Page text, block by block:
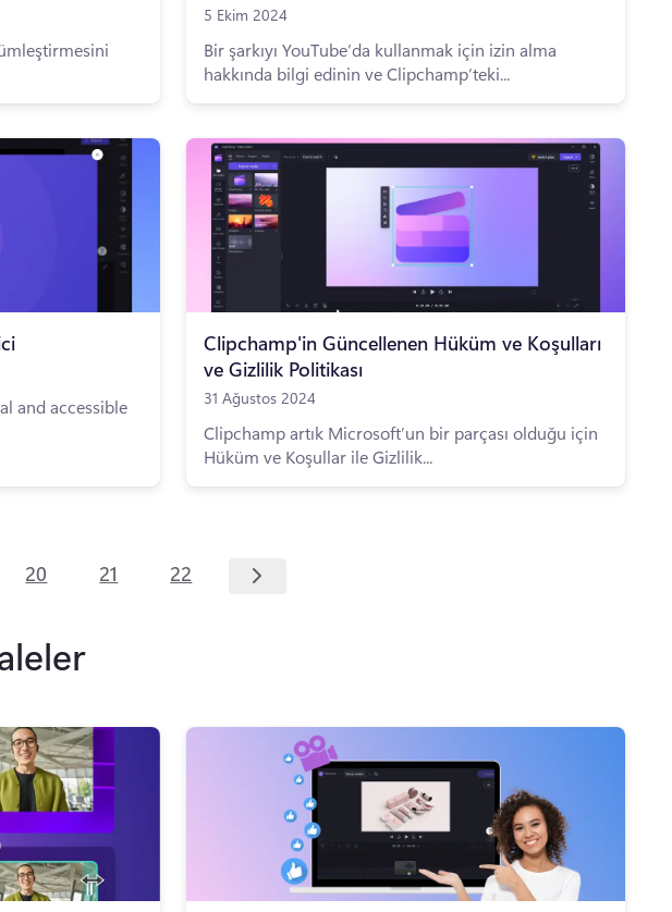
5 Ekim 2024
Bir şarkıyı YouTube’da kullanmak için izin alma
hakkında bilgi edinin ve Clipchamp’teki...
and accessible
Clipchamp'in Güncellenen Hüküm ve Koşulları
ve Gizlilik Politikası
31 Ağustos 2024
Clipchamp artık Microsoft’un bir parçası olduğu için
Hüküm ve Koşullar ile Gizlilik...
20 21 22